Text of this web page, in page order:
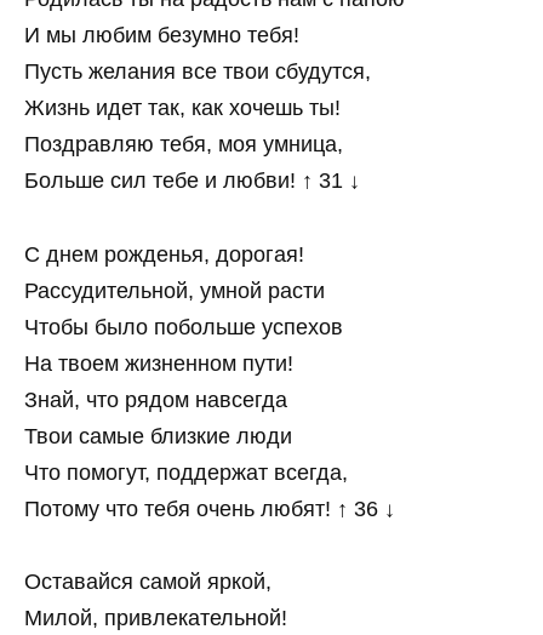
И мы любим безумно тебя!
Пусть желания все твои сбудутся,
Жизнь идет так, как хочешь ты!
Поздравляю тебя, моя умница,
Больше сил тебе и любви! ↑ 31 ↓
С днем рожденья, дорогая!
Рассудительной, умной расти
Чтобы было побольше успехов
На твоем жизненном пути!
Знай, что рядом навсегда
Твои самые близкие люди
Что помогут, поддержат всегда,
Потому что тебя очень любят! ↑ 36 ↓
Оставайся самой яркой,
Милой, привлекательной!